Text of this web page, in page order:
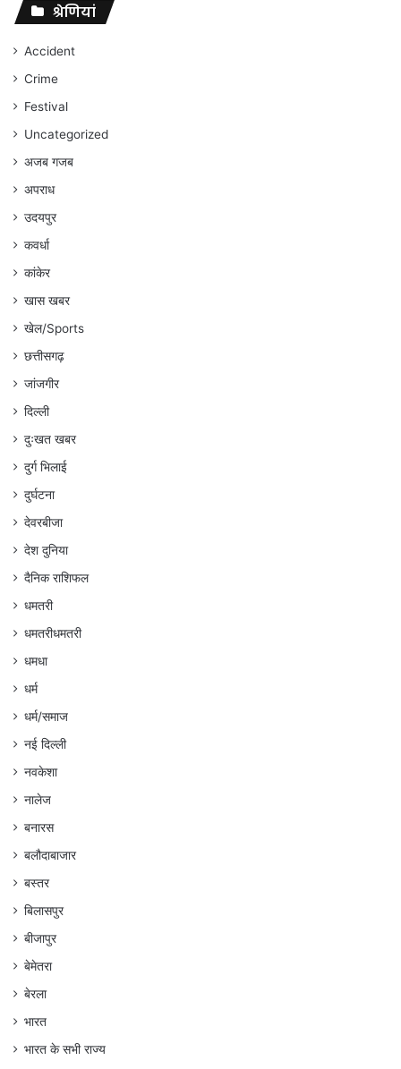
संघर्ष
जारी
रहेगा
अंकित
गौरहा
श्रेणियां
Accident
Crime
Festival
Uncategorized
अजब गजब
अपराध
उदयपुर
कवर्धा
कांकेर
खास खबर
खेल/Sports
छत्तीसगढ़
जांजगीर
दिल्ली
दुःखत खबर
दुर्ग भिलाई
दुर्घटना
देवरबीजा
देश दुनिया
दैनिक राशिफल
धमतरी
धमतरीधमतरी
धमधा
धर्म
धर्म/समाज
नई दिल्ली
नवकेशा
नालेज
बनारस
बलौदाबाजार
बस्तर
बिलासपुर
बीजापुर
बेमेतरा
बेरला
भारत
भारत के सभी राज्य